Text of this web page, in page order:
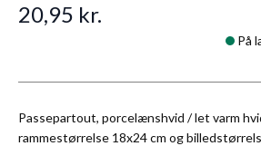
Passepartout, porcelænshvid / let varm
rammestørrelse 18x24 cm og
20,95 kr.
På